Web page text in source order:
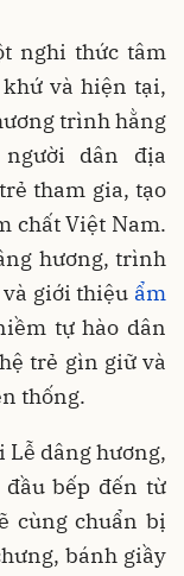
nghi thức tâm
và hiện tại,
trình hằng
dân địa
tham gia, tạo
chất Việt Nam.
hương, trình
giới thiệu ẩm
tự hào dân
trẻ gìn giữ và
thống.
Lễ dâng hương,
bếp đến từ
cùng chuẩn bị
bánh giầy